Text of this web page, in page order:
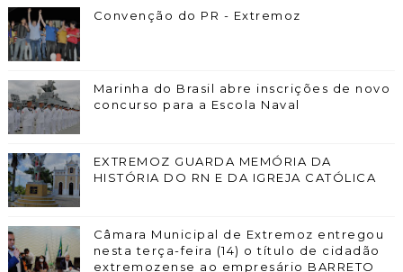
Convenção do PR - Extremoz
Marinha do Brasil abre inscrições de novo
concurso para a Escola Naval
EXTREMOZ GUARDA MEMÓRIA DA
HISTÓRIA DO RN E DA IGREJA CATÓLICA
Câmara Municipal de Extremoz entregou
nesta terça-feira (14) o título de cidadão
extremozense ao empresário BARRETO